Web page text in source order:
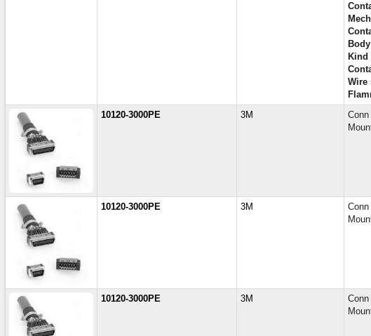
Kind
Wire
10120-3000PE 3M
10120-3000PE 3M
10120-3000PE 3M